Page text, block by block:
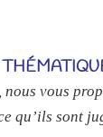
nous vous
qu’ils sont